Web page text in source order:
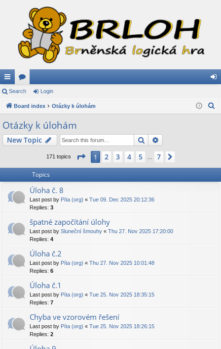
ui
ck
lin
ks
or
u
s
in
Search Login
Board index Otázky k úlohám
Otázky k úlohám
New Topic Search
171 topics Page 1of7
1 2 3 4 5 7
Topics
Úloha č. 8
Last post by Píta (org) « Tue 09. Dec 2025 20:12:36
Replies: 3
špatné započítání úlohy
Last post by Sluneční šmouhy « Thu 27. Nov 2025 17:20:00
Replies: 4
Úloha č.2
Last post by Píta (org) « Thu 27. Nov 2025 10:01:48
Replies: 6
Úloha č.1
Last post by Píta (org) « Tue 25. Nov 2025 18:35:15
Replies: 7
Chyba ve vzorovém řešení
Last post by Píta (org) « Tue 25. Nov 2025 18:26:15
Replies: 2